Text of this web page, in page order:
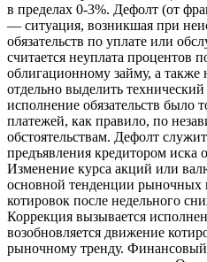
в пределах 0-3%. Дефолт (от
— ситуация, возникшая при
обязательств по уплате или
считается неуплата процентов
облигационному займу, а
отдельно выделить
исполнение обязательств было
платежей, как правило, по
обстоятельствам. Дефолт
предъявления кредитором иска
Изменение курса акций или
основной тенденции рыночных
котировок после недельного
Коррекция вызывается
возобновляется движение
рыночному тренду. Финансовый